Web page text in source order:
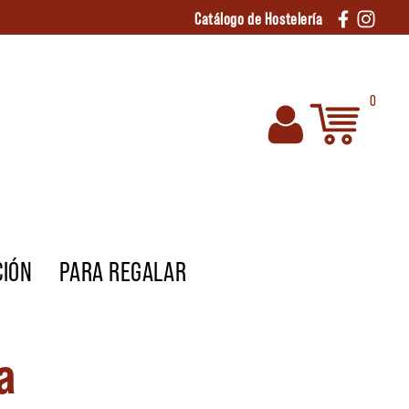
Catálogo de Hostelería
0
PARA REGALAR